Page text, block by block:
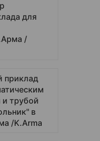
для
/
приклад
трубой
в
/K.Arma